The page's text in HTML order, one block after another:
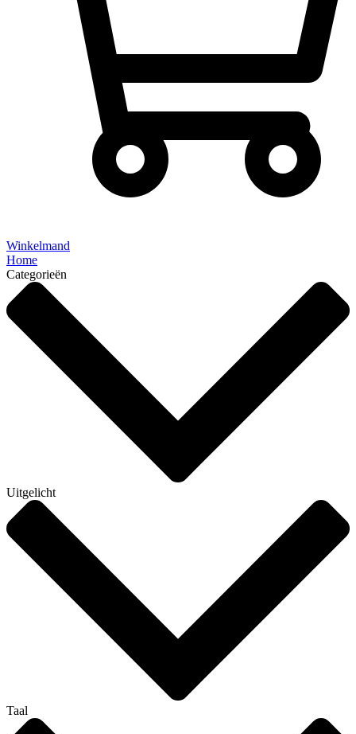
Winkelmand
Home
Categorieën
Uitgelicht
Taal